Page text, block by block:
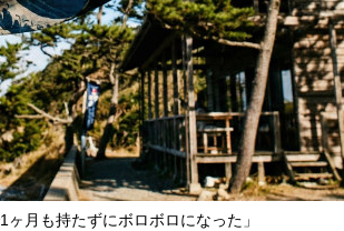
月も持たずにボロボロになった」